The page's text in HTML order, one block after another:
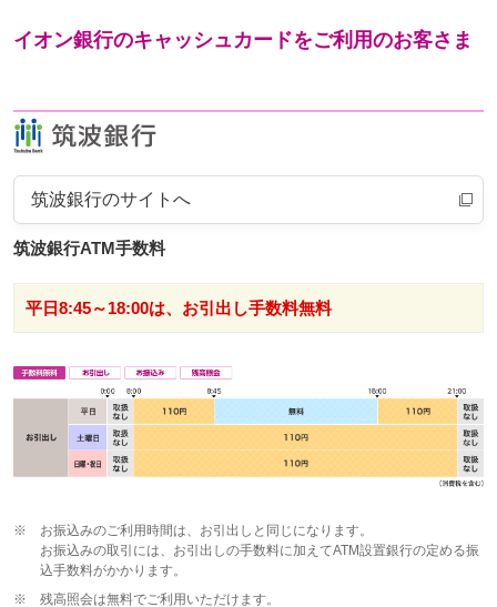
イオン銀行のキャッシュカードをご利用のお客さま
筑波銀行のサイトへ
筑波銀行ATM手数料
平日8:45～18:00は、お引出し手数料無料
※
お振込みのご利用時間は、お引出しと同じになります。
お振込みの取引には、お引出しの手数料に加えてATM設置銀行の定める振
込手数料がかかります。
※
残高照会は無料でご利用いただけます。